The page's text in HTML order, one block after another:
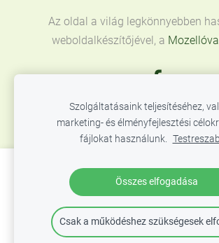
Az oldal a világ legkönnyebben
weboldalkészítőjével, a
Hozzon létre weboldalt vagy
Mozello segítségével.
Gyorsan, egyszerűen,
Szolgáltatásaink teljesítéséhez,
marketing- és élményfejlesztési
fájlokat használunk.
Összes elfogadása
Csak a működéshez szükségesek